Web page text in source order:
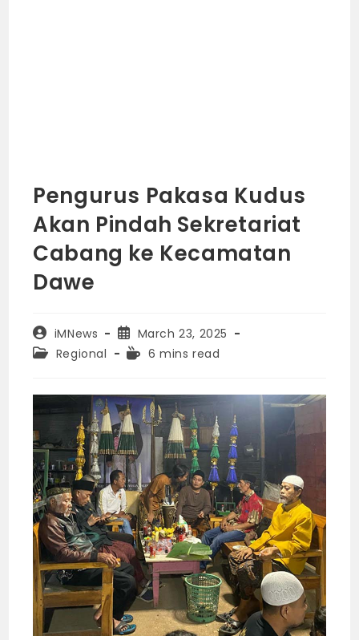
Pengurus Pakasa Kudus
Akan Pindah Sekretariat
Cabang ke Kecamatan
Dawe
Post
author:
iMNews
Post
published:
March 23, 2025
PostRegional
Reading
6 mins read